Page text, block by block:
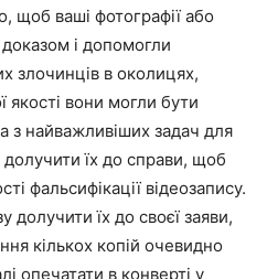
щоб ваші фотографії або
доказом і допомогли
злочинців в околицях,
якості вони могли бути
з найважливіших задач для
їх до справи, щоб
фальсифікації відеозапису.
їх до своєї заяви,
кількох копій очевидно
опечатати в конверті у